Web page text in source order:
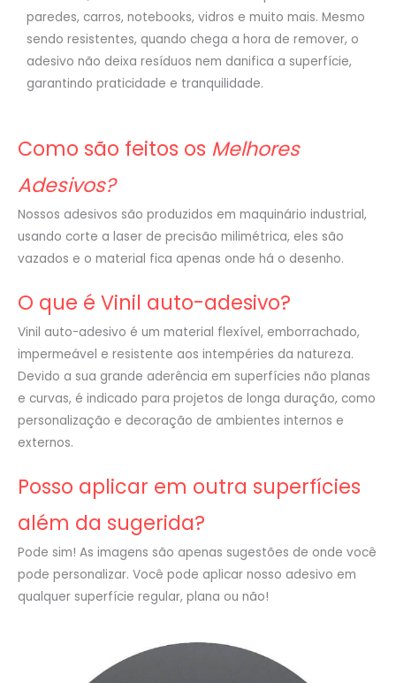
paredes, carros, notebooks, vidros e muito mais. Mesmo
sendo resistentes, quando chega a hora de remover, o
adesivo não deixa resíduos nem danifica a superfície,
garantindo praticidade e tranquilidade.
Como são feitos os Melhores
Adesivos?
Nossos adesivos são produzidos em maquinário industrial,
usando corte a laser de precisão milimétrica, eles são
vazados e o material fica apenas onde há o desenho.
O que é Vinil auto-adesivo?
Vinil auto-adesivo é um material flexível, emborrachado,
impermeável e resistente aos intempéries da natureza.
Devido a sua grande aderência em superfícies não planas
e curvas, é indicado para projetos de longa duração, como
personalização e decoração de ambientes internos e
externos.
Posso aplicar em outra superfícies
além da sugerida?
Pode sim! As imagens são apenas sugestões de onde você
pode personalizar. Você pode aplicar nosso adesivo em
qualquer superfície regular, plana ou não!